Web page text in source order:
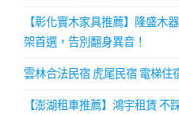
【彰化實木家具推薦】隆盛木
架首選，告別翻身異音！
雲林合法民宿 虎尾民宿 電梯住
【澎湖租車推薦】鴻宇租賃